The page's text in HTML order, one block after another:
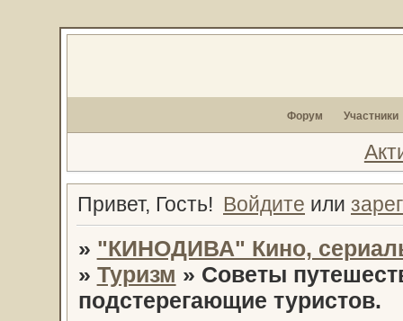
Форум Участники
Привет, Гость! Войдите или
» "КИНОДИВА" Кино,
» Туризм » Советы
подстерегающие туристов.